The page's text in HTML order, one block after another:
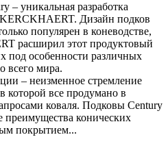
– уникальная разработка
Дизайн подков
популярен в коневодстве,
расширил этот продуктовый
под особенности различных
всего мира.
– неизменное стремление
которой все продумано в
коваля. Подковы Century
преимущества конических
покрытием...